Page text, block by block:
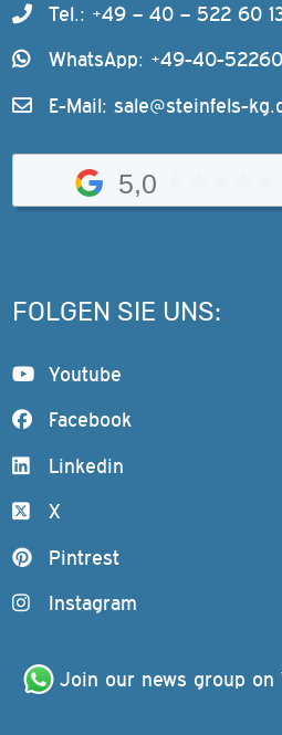
Tel.: +49 – 40 – 522 60
WhatsApp: +49-40-
E-Mail: sale@steinfels-
5,0
FOLGEN SIE UNS:
Youtube
Facebook
Linkedin
X
Pintrest
Instagram
Join our news group on